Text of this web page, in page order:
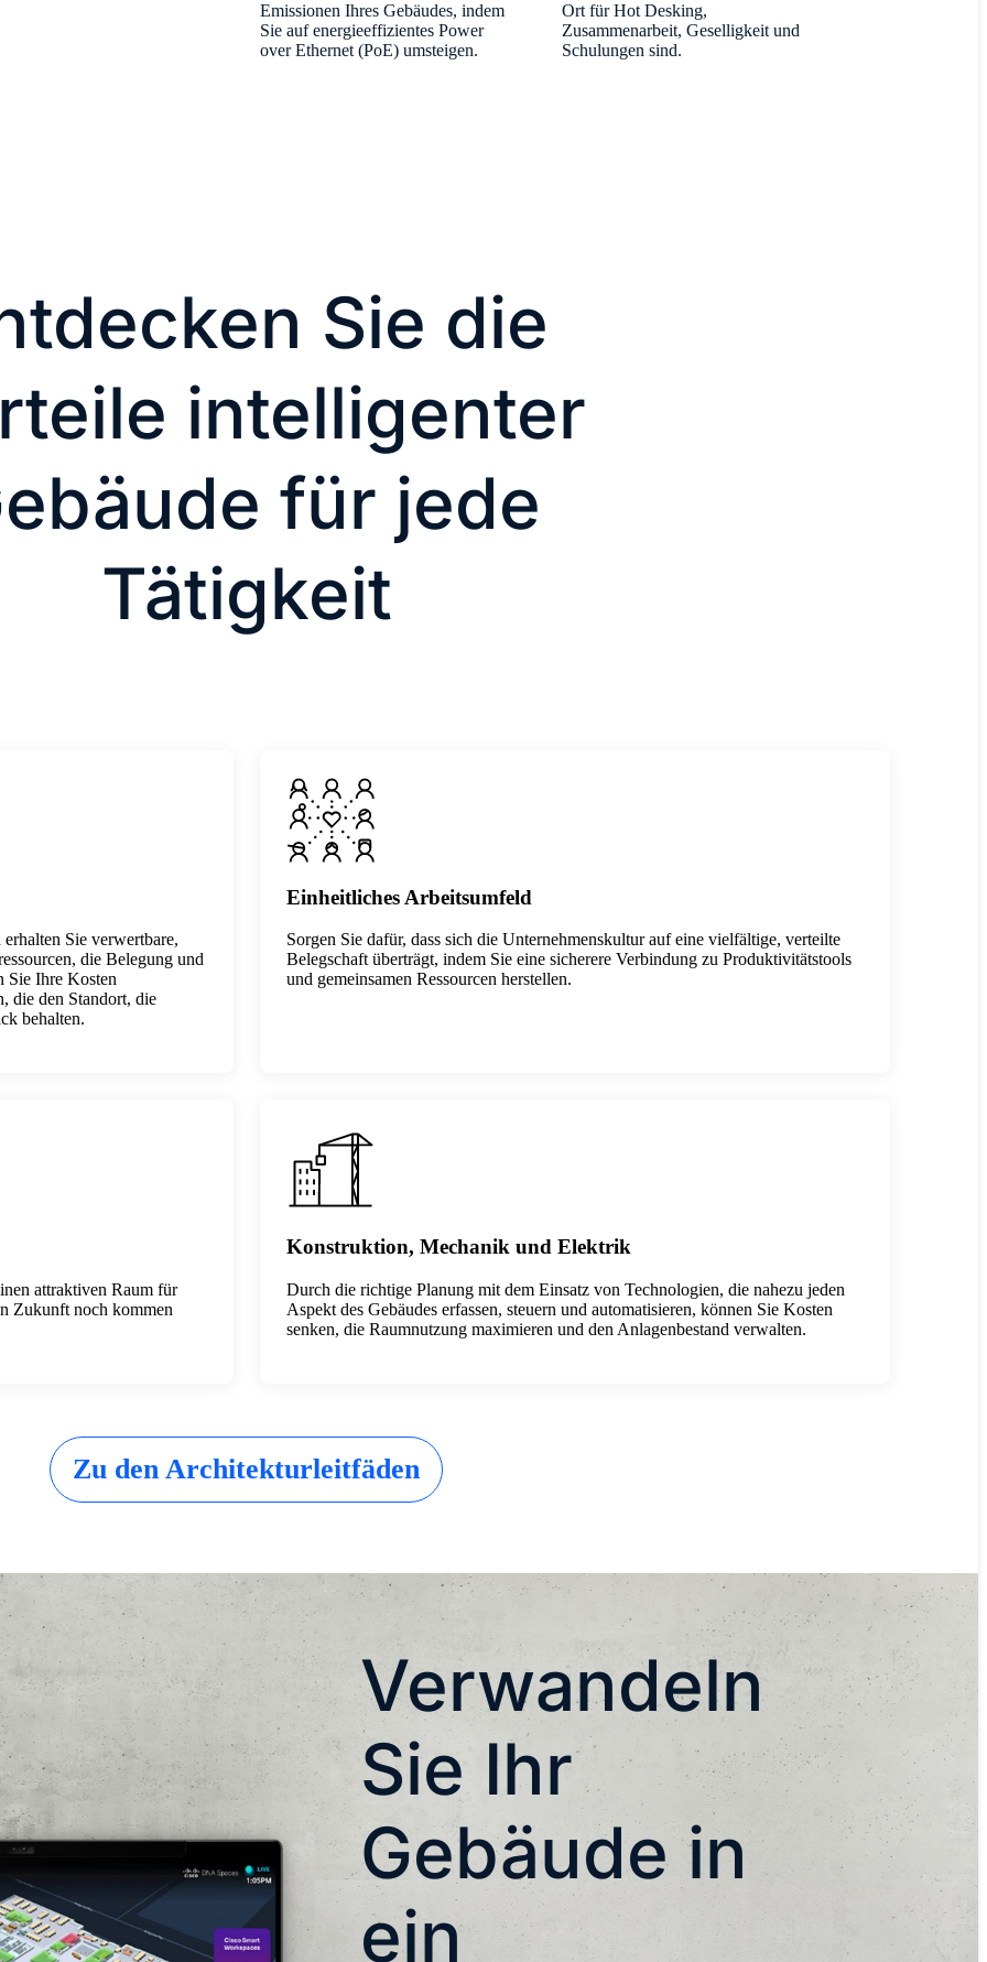
Emissionen Ihres Gebäudes, indem
Sie auf energieeffizientes Power
over Ethernet (PoE) umsteigen.
Ort für Hot Desking,
Zusammenarbeit, Geselligkeit und
Schulungen sind.
Sie die
intelligenter
für jede
Tätigkeit
Sie verwertbare,
die Belegung und
Sie Ihre Kosten
die den Standort, die
behalten.
Einheitliches Arbeitsumfeld
Sorgen Sie dafür, dass sich die Unternehmenskultur auf eine vielfältige, verteilte
Belegschaft überträgt, indem Sie eine sicherere Verbindung zu Produktivitätstools
und gemeinsamen Ressourcen herstellen.
attraktiven Raum für
Zukunft noch kommen
Konstruktion, Mechanik und Elektrik
Durch die richtige Planung mit dem Einsatz von Technologien, die nahezu jeden
Aspekt des Gebäudes erfassen, steuern und automatisieren, können Sie Kosten
senken, die Raumnutzung maximieren und den Anlagenbestand verwalten.
Zu den Architekturleitfäden
Verwandeln
Sie Ihr
Gebäude in
ein